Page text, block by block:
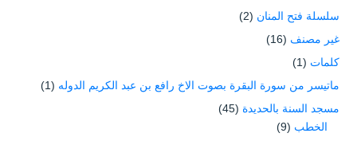
سلسلة فتح المنان (2)
غير مصنف (16)
كلمات (1)
ماتيسر من سورة البقرة بصوت الاخ رافع بن عبد الكريم الدوله (1)
مسجد السنة بالحديدة (45)
الخطب (9)